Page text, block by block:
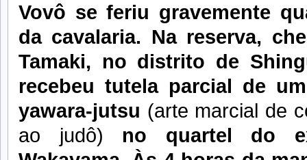
Vovô se feriu gravemente
da cavalaria. Na reserva,
Tamaki, no distrito de
recebeu tutela parcial de
yawara-jutsu (arte marcial de
ao judô) no quartel do